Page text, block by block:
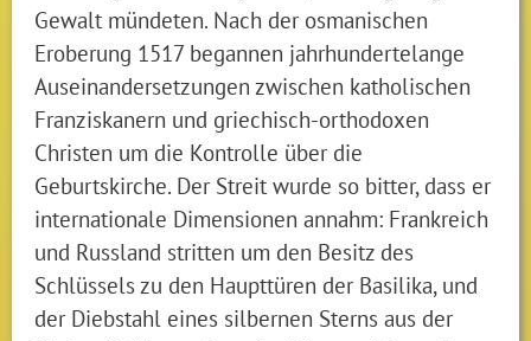
Gewalt mündeten. Nach der osmanischen
Eroberung 1517 begannen jahrhundertelange
Auseinandersetzungen zwischen katholischen
Franziskanern und griechisch-orthodoxen
Christen um die Kontrolle über die
Geburtskirche. Der Streit wurde so bitter, dass er
internationale Dimensionen annahm: Frankreich
und Russland stritten um den Besitz des
Schlüssels zu den Haupttüren der Basilika, und
der Diebstahl eines silbernen Sterns aus der